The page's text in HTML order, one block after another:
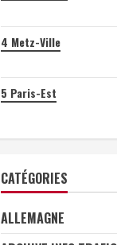
4 Metz-Ville
5 Paris-Est
CATÉGORIES
ALLEMAGNE